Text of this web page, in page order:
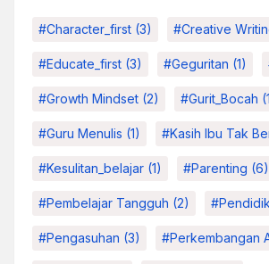
#character_first (3) #Creative
#educate_first (3) #Geguritan (1)
#growth Mindset (2) #Gurit_Bocah
#Guru Menulis (1) #kasih Ibu Tak
#kesulitan_belajar (1) #parenting (6)
#pembelajar Tangguh (2)
#pengasuhan (3) #Perkembangan